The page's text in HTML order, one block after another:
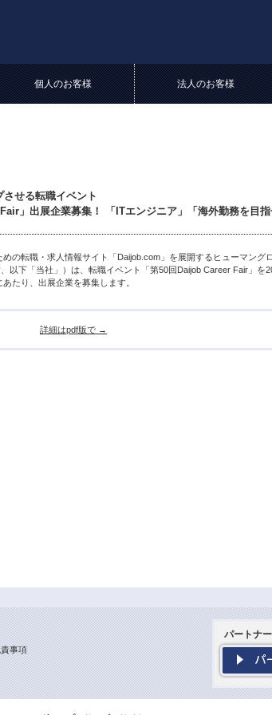
個人のお客様 法人のお客様
せる転職イベント
」出展企業募集！ 「ITエンジニア」「海外勤務を目
の転職・求人情報サイト「Daijob.com」を展開するヒューマング
以下「当社」）は、転職イベント「第50回Daijob Career Fair」を
たり、出展企業を募集します。
詳細はpdf版で →
事項
パートナ